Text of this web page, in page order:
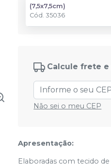
(7,5x7,5cm)
Cód.35036
Calcule frete e
Não sei o meu CEP
Apresentação:
Elaboradas com tecido